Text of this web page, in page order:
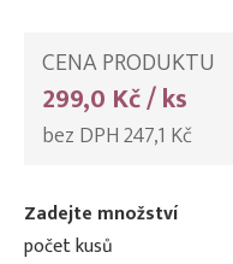
CENA PRODUKTU
299,0 Kč / ks
bez DPH 247,1 Kč
Zadejte množství
počet kusů